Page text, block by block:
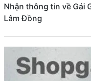
Nhận thông tin về Gái
Lâm Đồng